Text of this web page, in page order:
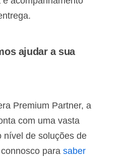
ajudar a sua
Premium Partner, a
com uma vasta
nível de soluções de
para saber